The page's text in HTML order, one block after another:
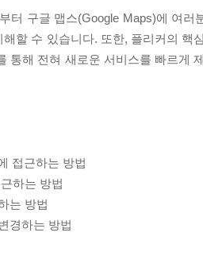
터 구글 맵스(Google Maps)에 여
할 수 있습니다. 또한, 플리커의 핵
통해 전혀 새로운 서비스를 빠르게
접근하는 방법
하는 방법
는 방법
경하는 방법